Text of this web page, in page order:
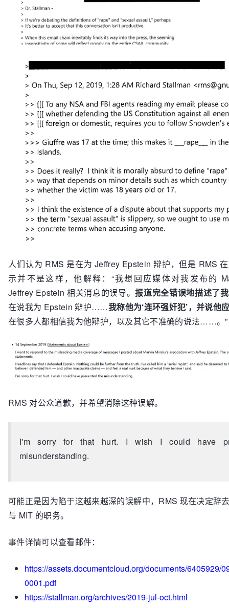
人们认为 RMS 是在为 Jeffrey Epstein 辩护，但是 RMS
示并不是这样，他解释：“我想回应媒体对我发布的
Jeffrey Epstein 相关消息的误导。报道完全错误地描述了
在说我为 Epstein 辩护……我称他为‘连环强奸犯’，并说他
在很多人都相信我为他辩护，以及其它不准确的说法……。”
RMS 对公众道歉，并希望消除这种误解。
I'm sorry for that hurt. I wish I could have
misunderstanding.
可能正是因为陷于这越来越深的误解中，RMS 现在决定辞
与 MIT 的职务。
事件详情可以查看邮件：
https://assets.documentcloud.org/documents/6405929/
0001.pdf
https://stallman.org/archives/2019-jul-oct.html